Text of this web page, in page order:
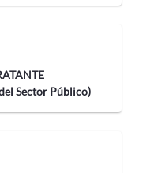
Sector Público)